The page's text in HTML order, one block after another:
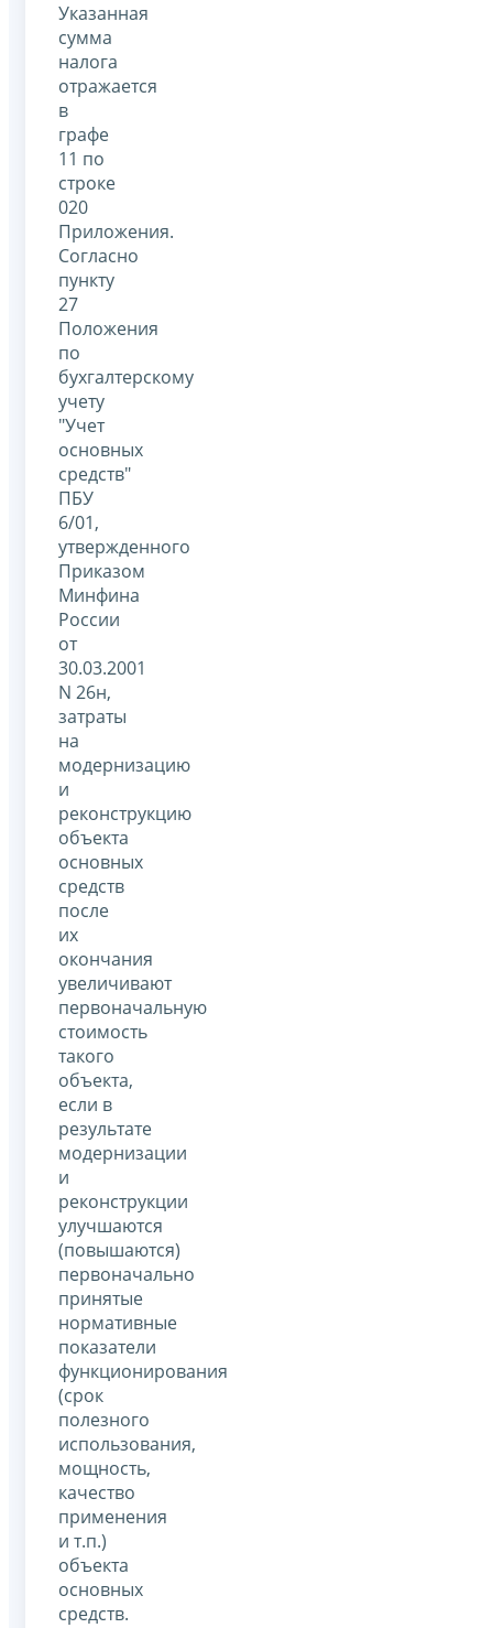
Указанная
сумма
налога
отражается
в
графе
11 по
строке
020
Приложения.
Согласно
пункту
27
Положения
по
бухгалтерскому
учету
"Учет
основных
средств"
ПБУ
6/01,
утвержденного
Приказом
Минфина
России
от
30.03.2001
N 26н,
затраты
на
модернизацию
и
реконструкцию
объекта
основных
средств
после
их
окончания
увеличивают
первоначальную
стоимость
такого
объекта,
если в
результате
модернизации
и
реконструкции
улучшаются
(повышаются)
первоначально
принятые
нормативные
показатели
функционирования
(срок
полезного
использования,
мощность,
качество
применения
и т.п.)
объекта
основных
средств.